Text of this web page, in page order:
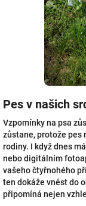
Pes v našich
Vzpomínky na psa
zůstane, protože pes
rodiny. I když dnes
nebo digitálním
vašeho čtyřnohého
ten dokáže vnést do
připomíná nejen